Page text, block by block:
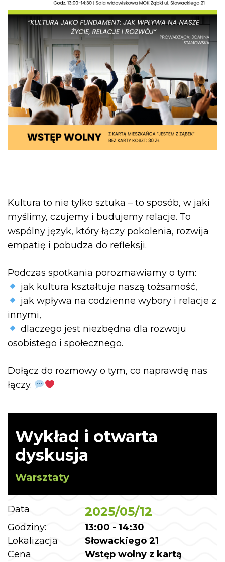
Kultura to nie tylko sztuka – to sposób, w jaki
myślimy, czujemy i budujemy relacje. To
wspólny język, który łączy pokolenia, rozwija
empatię i pobudza do refleksji.
Podczas spotkania porozmawiamy o tym:
jak kultura kształtuje naszą tożsamość,
jak wpływa na codzienne wybory i relacje z
innymi,
dlaczego jest niezbędna dla rozwoju
osobistego i społecznego.
Dołącz do rozmowy o tym, co naprawdę nas
łączy.
Wykład i otwarta
dyskusja
Warsztaty
Data 2025/05/12
Godziny:
13:00 - 14:30
Lokalizacja
Słowackiego 21
Cena
Wstęp wolny z kartą